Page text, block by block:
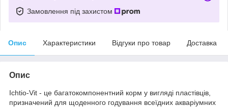
Замовлення під захистом
Опис Характеристики Відгуки про товар Доставка
Опис
Ichtio-Vit - це багатокомпонентний корм у вигляді пластівців,
призначений для щоденного годування всеїдних акваріумних